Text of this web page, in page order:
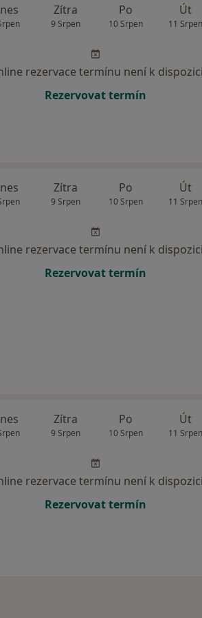
Zítra
9 Srpen
Po
10 Srpen
Út
11 Srpen
rezervace termínu není k dispozici
Rezervovat termín
Zítra
9 Srpen
Po
10 Srpen
Út
11 Srpen
rezervace termínu není k dispozici
Rezervovat termín
Zítra
9 Srpen
Po
10 Srpen
Út
11 Srpen
rezervace termínu není k dispozici
Rezervovat termín